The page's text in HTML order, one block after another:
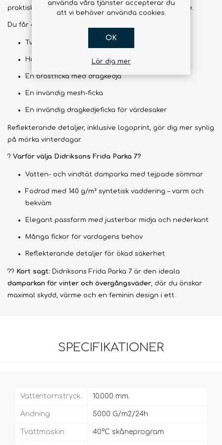
praktiska , som hjälper till att hålla värmen inne.
Du får dessutom massor av
Två rymliga frontfickor med knappstängning
Handvärmarfickor för kalla dagar
En bröstficka med dragkedja
En invändig mesh-ficka
En invändig dragkedjeficka för värdesaker
Reflekterande detaljer, inklusive logoprint, gör dig mer synlig
på mörka vinterdagar.
? Varför välja Didriksons Frida Parka 7?
Vatten- och vindtät damparka med tejpade sömmar
Fodrad med 140 g/m² syntetisk vaddering – varm och
bekväm
Elegant passform med justerbar midja och nederkant
Många fickor för vardagens behov
Reflekterande detaljer för ökad säkerhet
?? Kort sagt: Didriksons Frida Parka 7 är den ideala
damparkan för vinter och övergångsväder , där du önskar
maximal skydd, värme och en feminin design i ett.
SPECIFIKATIONER
Vattentornstryck. 10.000 mm.
Andning 5000 G/m2/24h
Tvättmaskin 40°C skåneprogram
använda våra tjänster accepterar du
att vi behöver använda cookies.
OK
Lär dig mer